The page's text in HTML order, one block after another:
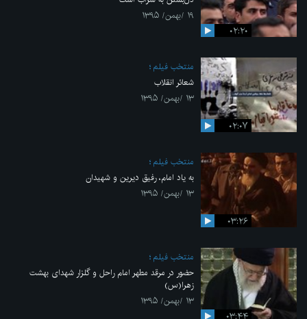
۰۲:۲۰
۱۹ /بهمن/ ۱۳۹۵
۰۲:۰۷
منتخب فیلم
شعائر انقلاب
۱۳ /بهمن/ ۱۳۹۵
۰۳:۲۶
منتخب فیلم
به یاد امام، رفیق دیرین و شهیدان
۱۳ /بهمن/ ۱۳۹۵
منتخب فیلم
حضور در مرقد مطهر امام راحل و گلزار شهدای بهشت
زهرا(س)
۱۳ /بهمن/ ۱۳۹۵